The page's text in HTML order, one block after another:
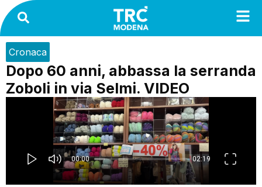
Cronaca
Dopo 60 anni, abbassa la serranda
Zoboli in via Selmi. VIDEO